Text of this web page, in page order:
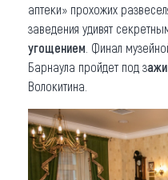
аптеки» прохожих
заведения удивят
угощением . Финал
Барнаула пройдет под з
Волокитина.